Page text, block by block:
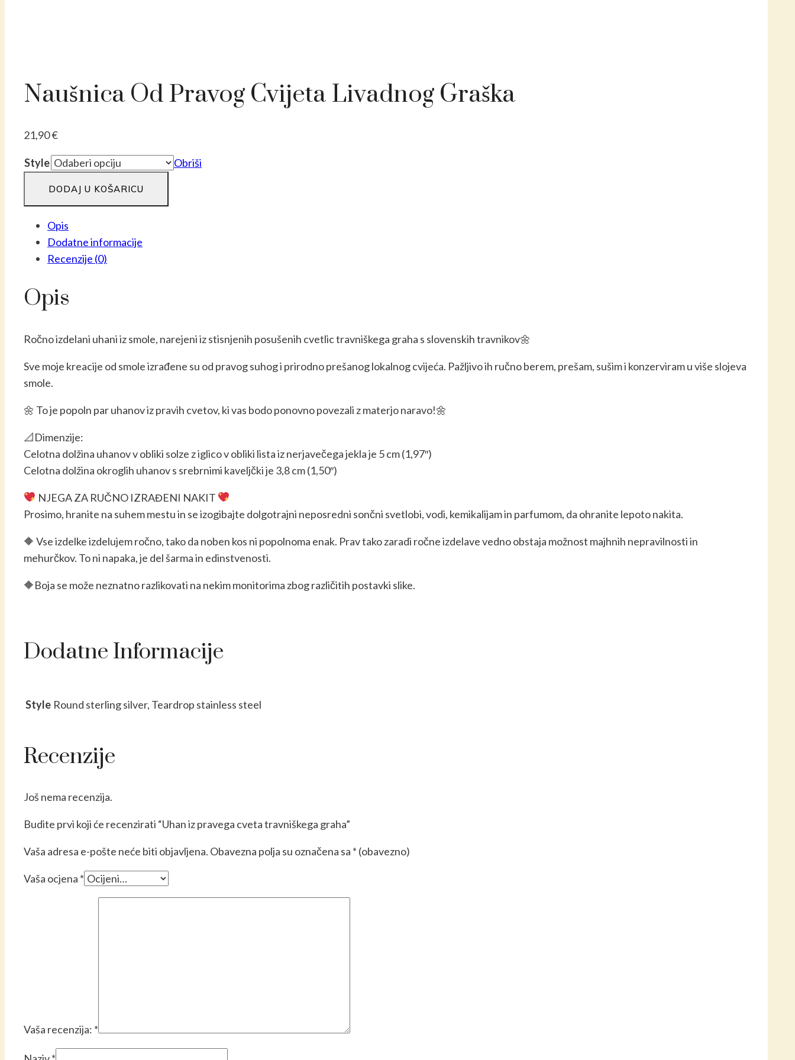
Naušnica Od Pravog Cvijeta Livadnog Graška
21,90€
Style
Obriši
cveta
travniškega
graha
DODAJ U KOŠARICU
Opis
Dodatne informacije
Recenzije (0)
Opis
Ročno izdelani uhani iz smole, narejeni iz stisnjenih posušenih cvetlic travniškega graha s slovenskih travnikov🌼
Sve moje kreacije od smole izrađene su od pravog suhog i prirodno prešanog lokalnog cvijeća. Pažljivo ih ručno berem, prešam, sušim i konzerviram u više slojeva
smole.
🌼 To je popoln par uhanov iz pravih cvetov, ki vas bodo ponovno povezali z materjo naravo!🌼
📐Dimenzije:
Celotna dolžina uhanov v obliki solze z iglico v obliki lista iz nerjavečega jekla je 5 cm (1,97″)
Celotna dolžina okroglih uhanov s srebrnimi kaveljčki je 3,8 cm (1,50″)
NJEGA ZA RUČNO IZRAĐENI NAKIT
Prosimo, hranite na suhem mestu in se izogibajte dolgotrajni neposredni sončni svetlobi, vodi, kemikalijam in parfumom, da ohranite lepoto nakita.
🔶 Vse izdelke izdelujem ročno, tako da noben kos ni popolnoma enak. Prav tako zaradi ročne izdelave vedno obstaja možnost majhnih nepravilnosti in
mehurčkov. To ni napaka, je del šarma in edinstvenosti.
🔶Boja se može neznatno razlikovati na nekim monitorima zbog različitih postavki slike.
Dodatne Informacije
Style Round sterling silver, Teardrop stainless steel
Recenzije
Još nema recenzija.
Budite prvi koji će recenzirati “Uhan iz pravega cveta travniškega graha”
Vaša adresa e-pošte neće biti objavljena. Obavezna polja su označena sa * (obavezno)
Vaša ocjena *
Vaša recenzija: *